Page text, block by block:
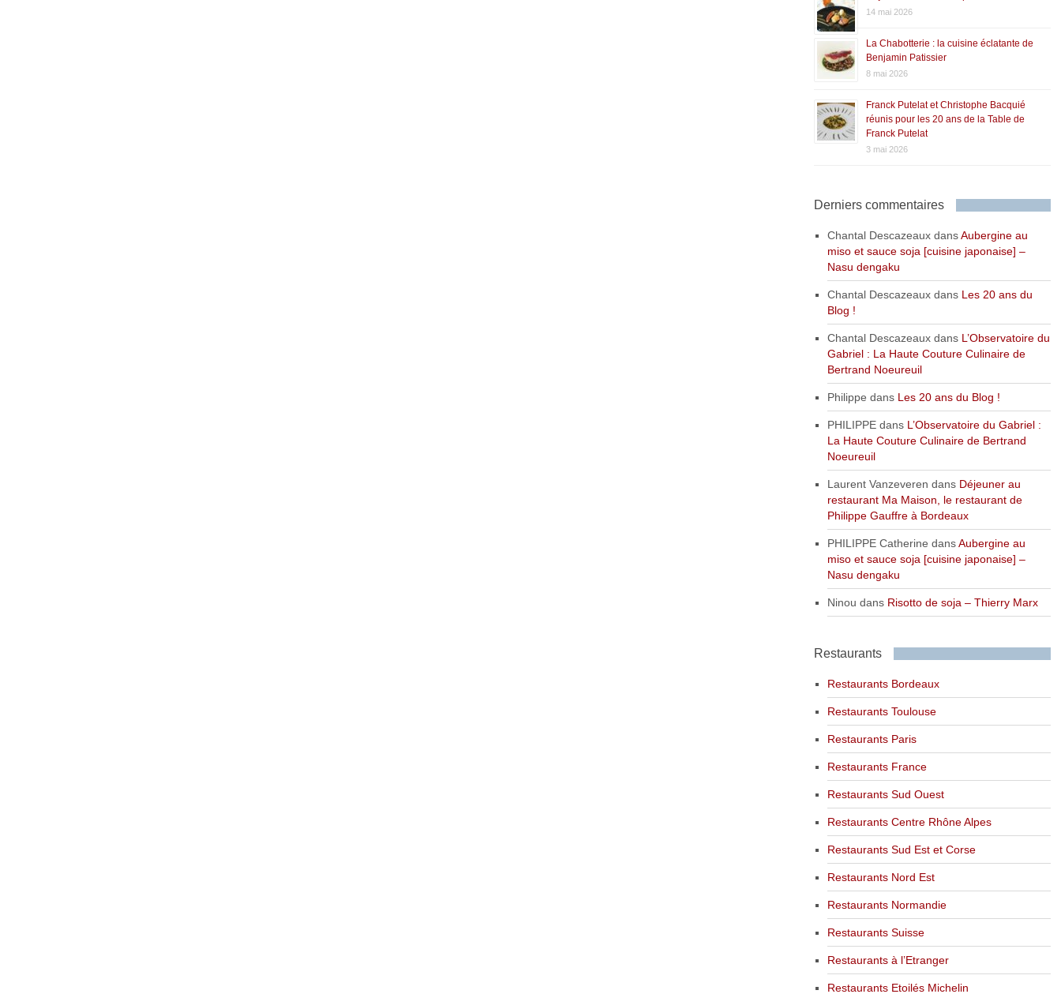
14 mai 2026
La Chabotterie : la cuisine éclatante de
Benjamin Patissier
8 mai 2026
Franck Putelat et Christophe Bacquié
réunis pour les 20 ans de la Table de
Franck Putelat
3 mai 2026
Derniers commentaires
Chantal DescazeauxdansAubergine au
miso et sauce soja [cuisine japonaise] –
Nasu dengaku
Chantal Descazeauxdans Les 20 ans du
Blog !
Chantal Descazeauxdans L’Observatoire du
Gabriel : La Haute Couture Culinaire de
Bertrand Noeureuil
Philippe dans Les 20 ans du Blog !
PHILIPPEdans L’Observatoire du Gabriel :
La Haute Couture Culinaire de Bertrand
Noeureuil
Laurent Vanzeveren dans Déjeuner au
restaurant Ma Maison, le restaurant de
Philippe Gauffre à Bordeaux
PHILIPPE Catherine dansAubergine au
miso et sauce soja [cuisine japonaise] –
Nasu dengaku
Ninou dans Risotto de soja – Thierry Marx
Restaurants
Restaurants Bordeaux
Restaurants Toulouse
Restaurants Paris
Restaurants France
Restaurants Sud Ouest
Restaurants Centre Rhône Alpes
Restaurants Sud Est et Corse
Restaurants Nord Est
Restaurants Normandie
Restaurants Suisse
Restaurants à l’Etranger
Restaurants Etoilés Michelin